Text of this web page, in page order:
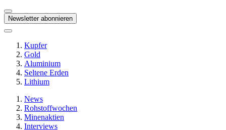
Newsletter abonnieren
Kupfer
Gold
Aluminium
Seltene Erden
Lithium
News
Rohstoffwochen
Minenaktien
Interviews